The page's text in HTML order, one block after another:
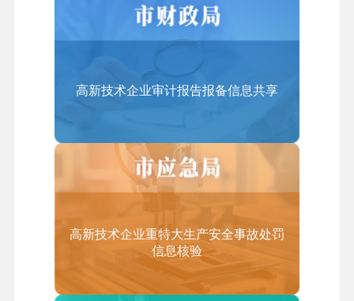
四、收费依据及标准
(010)88827113
进技术或具备较强的研发能力；
（三）具有大专以上学历的员工占企业职工总数的5
（四）从事《技术先进型服务业务认定范围（试
年总收入的50%以上；
（五）从事离岸服务外包业务取得的收入不低于企业
当年总收入的35%。
3.技术先进型服务业务认定范围包括哪些领域？
答：技术先进型服务业务领域范围（含服务贸易类）
的类别和适用范围如下（详见：《技术先进型服务业
高新技术企业审计报告报备信息共享
高新技术企业重特大生产安全事故处罚
信息核验